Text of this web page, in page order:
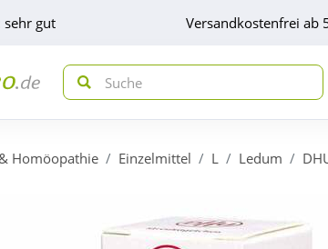
sehr gut Versandkostenfrei ab
Homöopathie Einzelmittel L Ledum